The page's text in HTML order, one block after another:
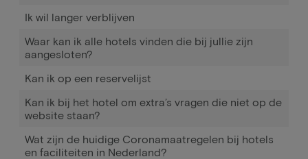
Ik wil langer verblijven
Waar kan ik alle hotels vinden die bij jullie zijn
aangesloten?
Kan ik op een reservelijst
Kan ik bij het hotel om extra’s vragen die niet op de
website staan?
Wat zijn de huidige Coronamaatregelen bij hotels
en faciliteiten in Nederland?